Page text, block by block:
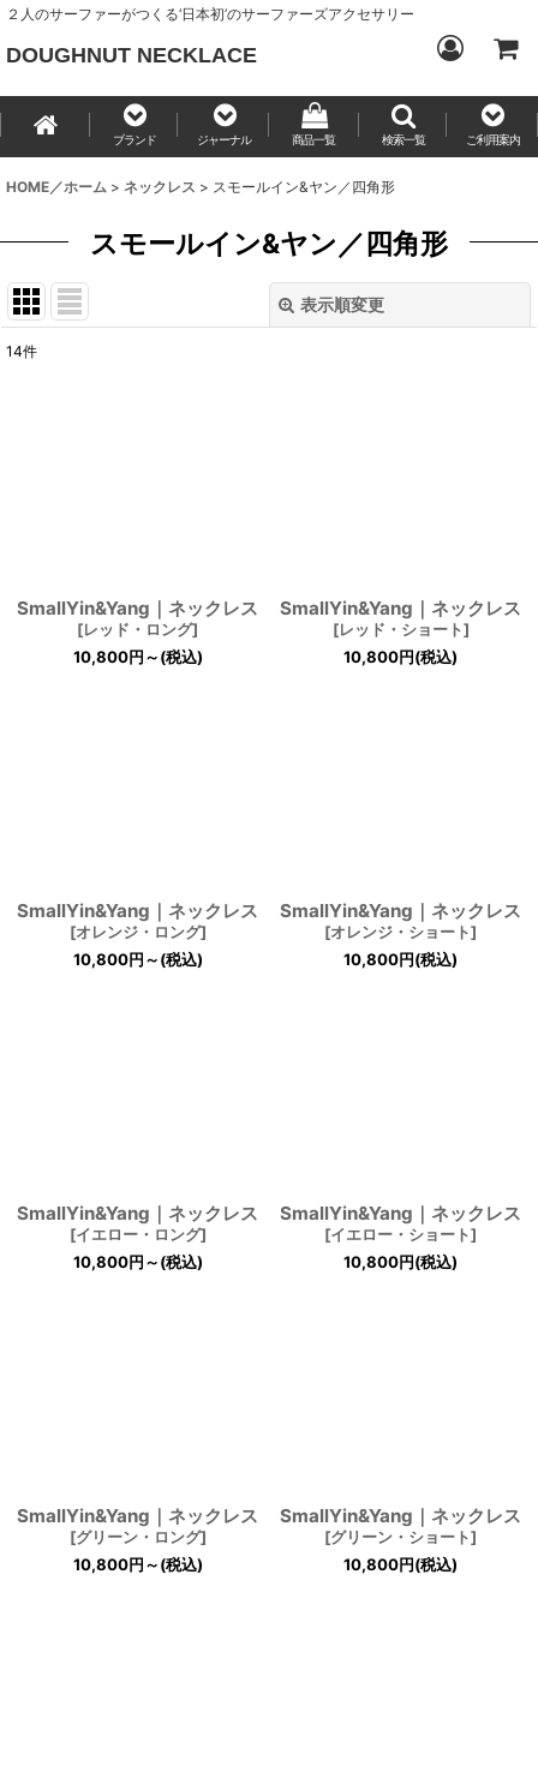
２人のサーファーがつくる‘日本初’のサーファーズアクセサリー
DOUGHNUT NECKLACE
ブランド ジャーナル 商品一覧 検索一覧 ご利用案内
HOME／ホーム > ネックレス > スモールイン&ヤン／四角形
スモールイン&ヤン／四角形
表示順変更
14件
SmallYin&Yang｜ネックレス
[レッド・ロング]
10,800円～(税込)
SmallYin&Yang｜ネックレス
[レッド・ショート]
10,800円(税込)
SmallYin&Yang｜ネックレス
[オレンジ・ロング]
10,800円～(税込)
SmallYin&Yang｜ネックレス
[オレンジ・ショート]
10,800円(税込)
SmallYin&Yang｜ネックレス
[イエロー・ロング]
10,800円～(税込)
SmallYin&Yang｜ネックレス
[イエロー・ショート]
10,800円(税込)
SmallYin&Yang｜ネックレス
[グリーン・ロング]
10,800円～(税込)
SmallYin&Yang｜ネックレス
[グリーン・ショート]
10,800円(税込)